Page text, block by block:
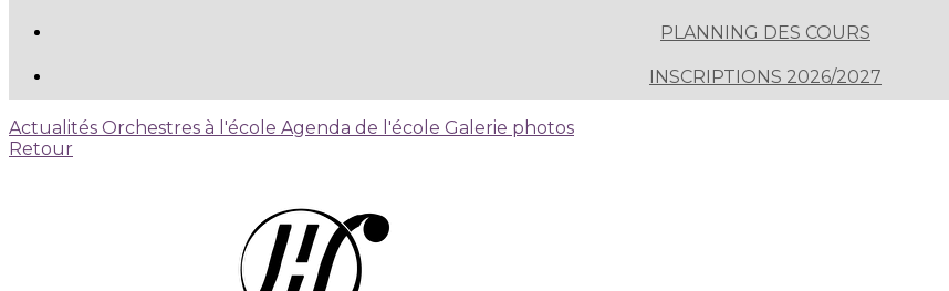
PLANNING DES COURS
INSCRIPTIONS 2026/2027
Actualités Orchestres à l'école Agenda de l'école Galerie photos
Retour